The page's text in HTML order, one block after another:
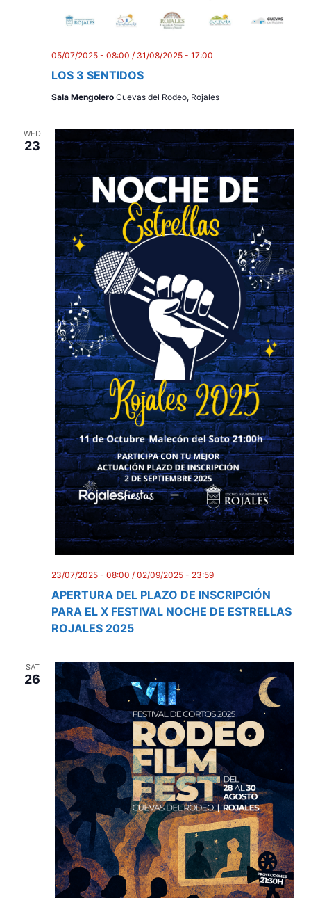
LOS 3 SENTIDOS
05/07/2025 - 08:00 / 31/08/2025 - 17:00
Sala Mengolero Cuevas del Rodeo, Rojales
WED
23
APERTURA DEL PLAZO DE INSCRIPCIÓN
PARA EL X FESTIVAL NOCHE DE ESTRELLAS
ROJALES 2025
23/07/2025 - 08:00 / 02/09/2025 - 23:59
SAT
26